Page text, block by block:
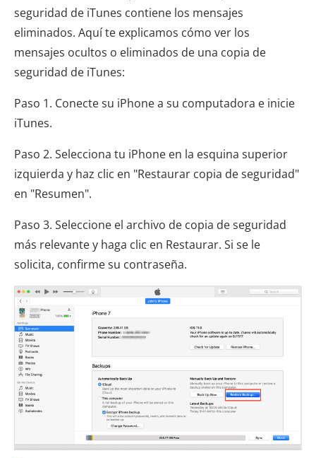
seguridad de iTunes contiene los mensajes
eliminados. Aquí te explicamos cómo ver los
mensajes ocultos o eliminados de una copia de
seguridad de iTunes:
Paso 1. Conecte su iPhone a su computadora e inicie
iTunes.
Paso 2. Selecciona tu iPhone en la esquina superior
izquierda y haz clic en "Restaurar copia de seguridad"
en "Resumen".
Paso 3. Seleccione el archivo de copia de seguridad
más relevante y haga clic en Restaurar. Si se le
solicita, confirme su contraseña.